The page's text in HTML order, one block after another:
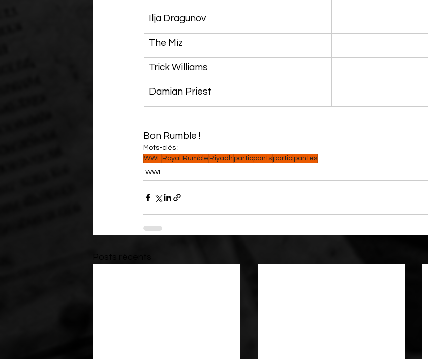
Ilja Dragunov
The Miz
Trick Williams
Damian Priest
Bon Rumble !
Mots-clés :
WWE Royal Rumble Riyadh particpants participantes
WWE